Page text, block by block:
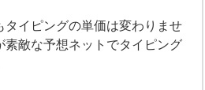
タイピングの単価は変わりませ
素敵な予想ネットでタイピング